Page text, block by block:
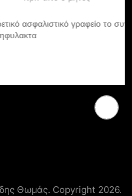
το συνηστω
Θωμάς. Copyright 2026.